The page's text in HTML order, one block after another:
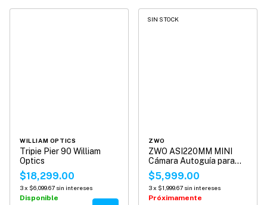
WILLIAM OPTICS
Tripie Pier 90 William
Optics
$18,299.00
3x $6,099.67 sin intereses
Disponible
SIN STOCK
ZWO
ZWO ASI220MM MINI
Cámara Autoguía para
Telescopio
$5,999.00
3x $1,999.67 sin intereses
Próximamente